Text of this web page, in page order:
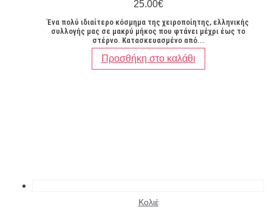
25.00€
Ένα πολύ ιδιαίτερο κόσμημα της χειροποίητης, ελληνικής
συλλογής μας σε μακρύ μήκος που φτάνει μέχρι έως το
στέρνο. Κατασκευασμένο από...
Προσθήκη στο καλάθι
Κολιέ